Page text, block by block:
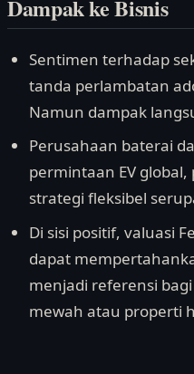
Dampak ke Bisnis
Sentimen terhadap
tanda perlambatan
Namun dampak
Perusahaan baterai
permintaan EV
strategi fleksibel
Di sisi positif, valuasi
dapat
menjadi referensi
mewah atau properti